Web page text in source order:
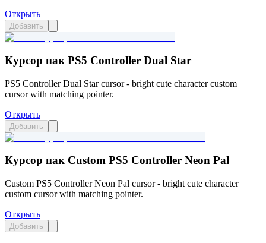
Открыть
Добавить
Курсор пак PS5 Controller Dual Star
PS5 Controller Dual Star cursor - bright cute character custom
cursor with matching pointer.
Открыть
Добавить
Курсор пак Custom PS5 Controller Neon Pal
Custom PS5 Controller Neon Pal cursor - bright cute character
custom cursor with matching pointer.
Открыть
Добавить